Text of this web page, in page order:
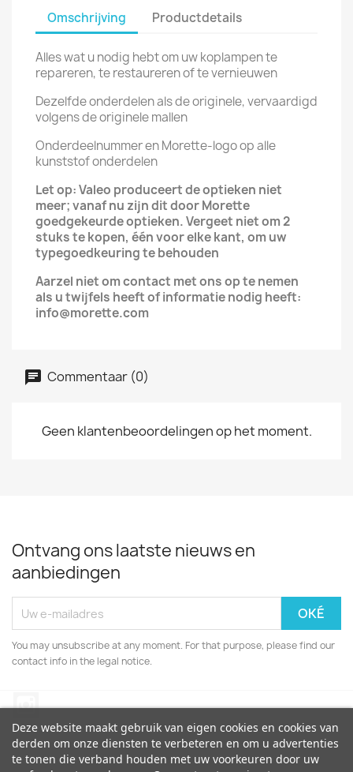
Omschrijving Productdetails
Alles wat u nodig hebt om uw koplampen te
repareren, te restaureren of te vernieuwen
Dezelfde onderdelen als de originele, vervaardigd
volgens de originele mallen
Onderdeelnummer en Morette-logo op alle
kunststof onderdelen
Let op: Valeo produceert de optieken niet
meer; vanaf nu zijn dit door Morette
goedgekeurde optieken. Vergeet niet om 2
stuks te kopen, één voor elke kant, om uw
typegoedkeuring te behouden
Aarzel niet om contact met ons op te nemen
als u twijfels heeft of informatie nodig heeft:
info@morette.com
Commentaar (0)
Geen klantenbeoordelingen op het moment.
Ontvang ons laatste nieuws en
aanbiedingen
You may unsubscribe at any moment. For that purpose, please find our
contact info in the legal notice.
Deze website maakt gebruik van eigen cookies en cookies van
derden om onze diensten te verbeteren en om u advertenties
te tonen die verband houden met uw voorkeuren door uw